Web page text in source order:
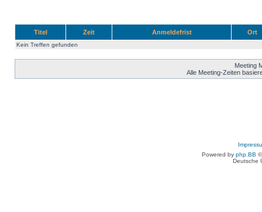
Titel Zeit Anmeldefrist Ort
Kein Treffen gefunden
Meeting
Alle Meeting-Zeiten
Powered by php.BB
Deutsche